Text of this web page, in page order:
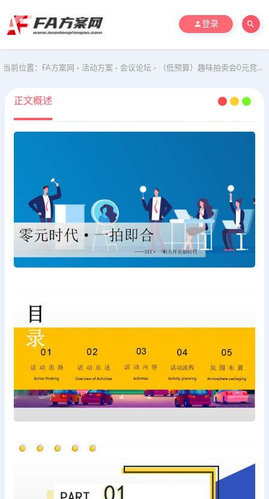
登录
当前位置： FA方案网 > 活动方案 > 会议论坛 > （低预算）趣味拍卖会0元竞拍专场拍卖会
正文概述